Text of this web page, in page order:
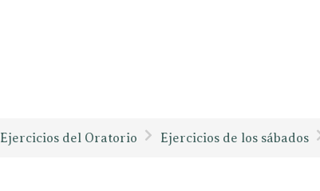
Ejercicios del Oratorio Ejercicios de los sábados